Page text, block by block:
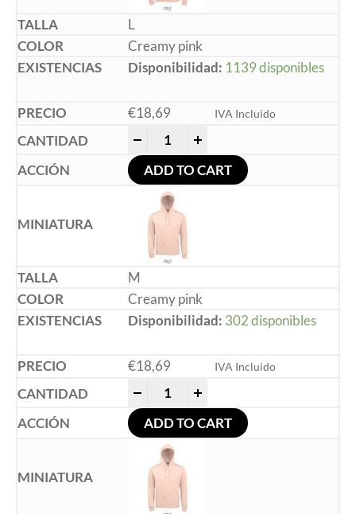
L
Creamy pink
Disponibilidad: 1139 disponibles
€18,69 IVA Incluido
ADD TO CART
M
Creamy pink
Disponibilidad: 302 disponibles
€18,69 IVA Incluido
ADD TO CART